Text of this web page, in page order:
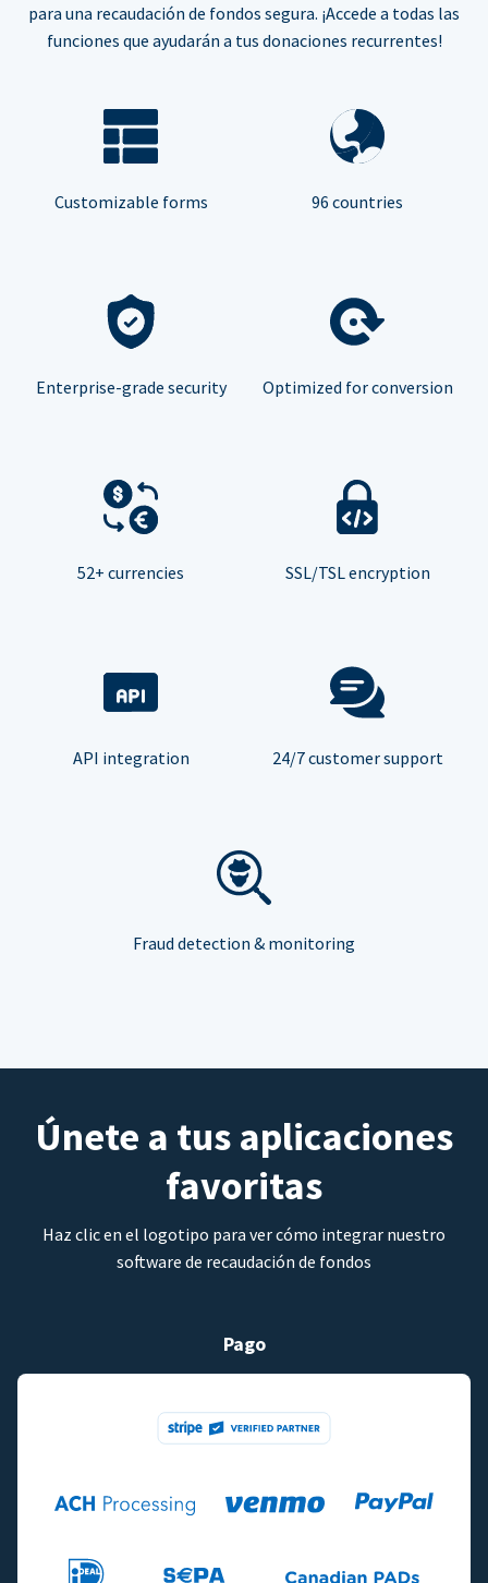
para una recaudación de fondos segura. ¡Accede a todas las
funciones que ayudarán a tus donaciones recurrentes!
Customizable forms 96 countries
Enterprise-grade security Optimized for conversion
52+ currencies SSL/TSL encryption
API integration 24/7 customer support
Fraud detection & monitoring
Únete a tus aplicaciones
favoritas
Haz clic en el logotipo para ver cómo integrar nuestro
software de recaudación de fondos
Pago